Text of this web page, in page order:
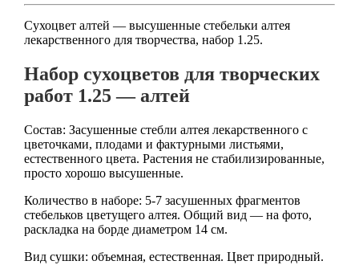
Сухоцвет алтей — высушенные стебельки алтея
лекарственного для творчества, набор 1.25.
Набор сухоцветов для творческих
работ 1.25 — алтей
Состав: Засушенные стебли алтея лекарственного с
цветочками, плодами и фактурными листьями,
естественного цвета. Растения не стабилизированные,
просто хорошо высушенные.
Количество в наборе: 5-7 засушенных фрагментов
стебельков цветущего алтея. Общий вид — на фото,
раскладка на борде диаметром 14 см.
Вид сушки: объемная, естественная. Цвет природный.